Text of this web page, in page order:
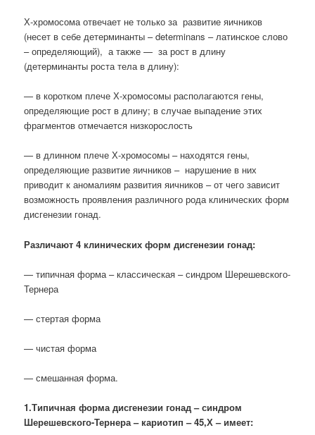
Х-хромосома отвечает не только за развитие яичников
(несет в себе детерминанты – determinans – латинское слово
– определяющий), а также — за рост в длину
(детерминанты роста тела в длину):
— в коротком плече Х-хромосомы располагаются гены,
определяющие рост в длину; в случае выпадение этих
фрагментов отмечается низкорослость
— в длинном плече Х-хромосомы – находятся гены,
определяющие развитие яичников – нарушение в них
приводит к аномалиям развития яичников – от чего зависит
возможность проявления различного рода клинических форм
дисгенезии гонад.
Различают 4 клинических форм дисгенезии гонад:
— типичная форма – классическая – синдром Шерешевского-
Тернера
— стертая форма
— чистая форма
— смешанная форма.
1.Типичная форма дисгенезии гонад – синдром
Шерешевского-Тернера – кариотип – 45,Х – имеет: